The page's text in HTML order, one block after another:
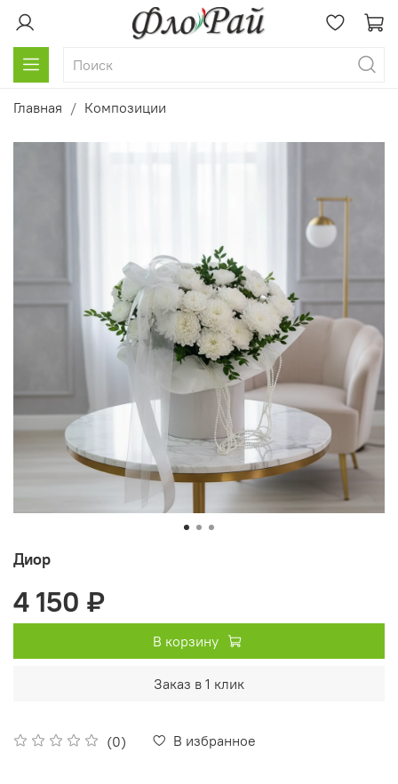
Главная Композиции
Диор
(0) В избранное
4 150 ₽
В корзину
Заказ в 1 клик